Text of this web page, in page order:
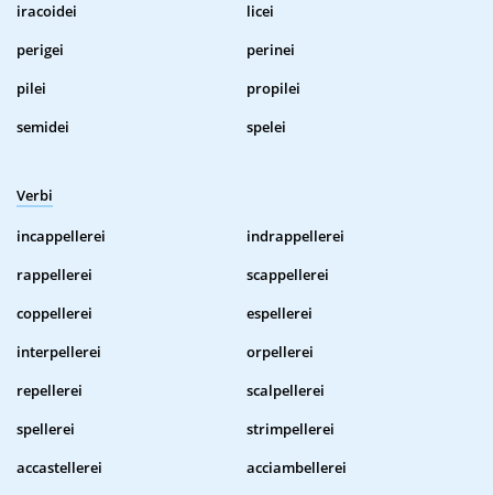
iracoidei
licei
perigei
perinei
pilei
propilei
semidei
spelei
Verbi
incappellerei
indrappellerei
rappellerei
scappellerei
coppellerei
espellerei
interpellerei
orpellerei
repellerei
scalpellerei
spellerei
strimpellerei
accastellerei
acciambellerei